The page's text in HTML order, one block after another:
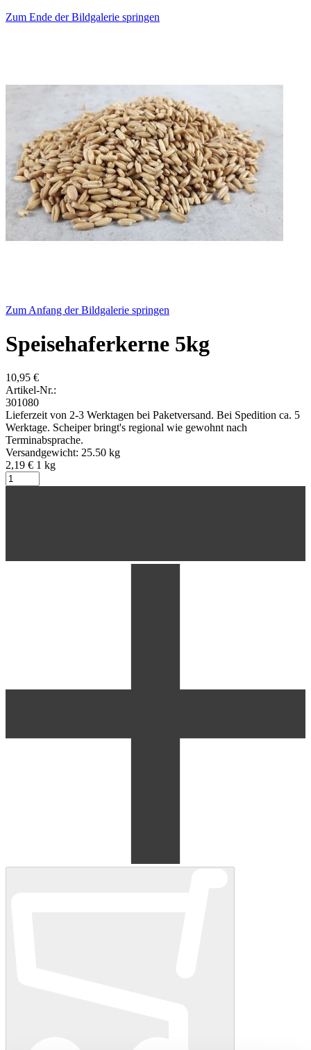
Zum Ende der Bildgalerie springen
Zum Anfang der Bildgalerie springen
Speisehaferkerne 5kg
10,95 €
Artikel-Nr.:
301080
Lieferzeit von 2-3 Werktagen bei Paketversand. Bei Spedition ca. 5
Werktage. Scheiper bringt's regional wie gewohnt nach
Terminabsprache.
Versandgewicht: 25.50 kg
2,19 € 1 kg